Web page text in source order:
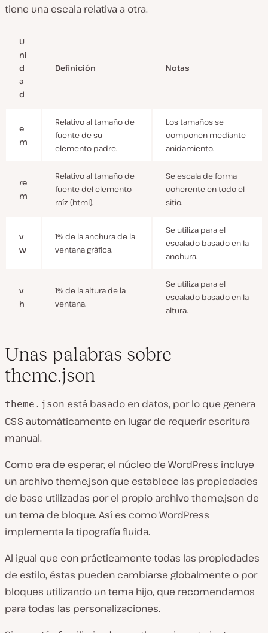
tiene una escala relativa a otra.
U
ni
d
a
d
Definición Notas
e
m
Relativo al tamaño de
fuente de su
elemento padre.
Los tamaños se
componen mediante
anidamiento.
re
m
Relativo al tamaño de
fuente del elemento
raíz (html).
Se escala de forma
coherente en todo el
sitio.
v
w
1% de la anchura de la
ventana gráfica.
Se utiliza para el
escalado basado en la
anchura.
v
h
1% de la altura de la
ventana.
Se utiliza para el
escalado basado en la
altura.
Unas palabras sobre
theme.json
theme.json está basado en datos, por lo que genera
CSS automáticamente en lugar de requerir escritura
manual.
Como era de esperar, el núcleo de WordPress incluye
un archivo theme.json que establece las propiedades
de base utilizadas por el propio archivo theme.json de
un tema de bloque. Así es como WordPress
implementa la tipografía fluida.
Al igual que con prácticamente todas las propiedades
de estilo, éstas pueden cambiarse globalmente o por
bloques utilizando un tema hijo, que recomendamos
para todas las personalizaciones.